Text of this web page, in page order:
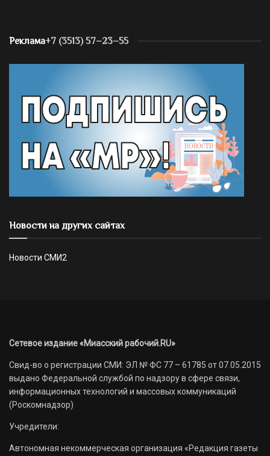
Реклама+7 (3513) 57–23–55
Новости на других сайтах
Новости СМИ2
Сетевое издание «Миасский рабочий.RU»
Свид-во о регистрации СМИ: ЭЛ № ФС 77 – 61785 от 07.05.2015
выдано Федеральной службой по надзору в сфере связи,
информационных технологий и массовых коммуникаций
(Роскомнадзор)
Учредители:
Автономная некоммерческая организация «Редакция газеты